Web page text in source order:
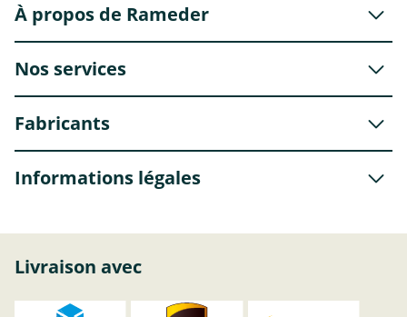
À propos de Rameder
Nos services
Fabricants
Informations légales
Livraison avec